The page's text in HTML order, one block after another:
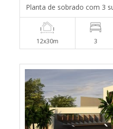
Planta de sobrado com 3
12x30m 3